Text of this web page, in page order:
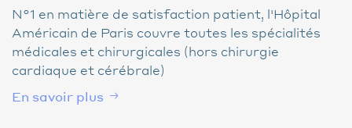
N°1 en matière de satisfaction patient, l'Hôpital
Américain de Paris couvre toutes les spécialités
médicales et chirurgicales (hors chirurgie
cardiaque et cérébrale)
En savoir plus